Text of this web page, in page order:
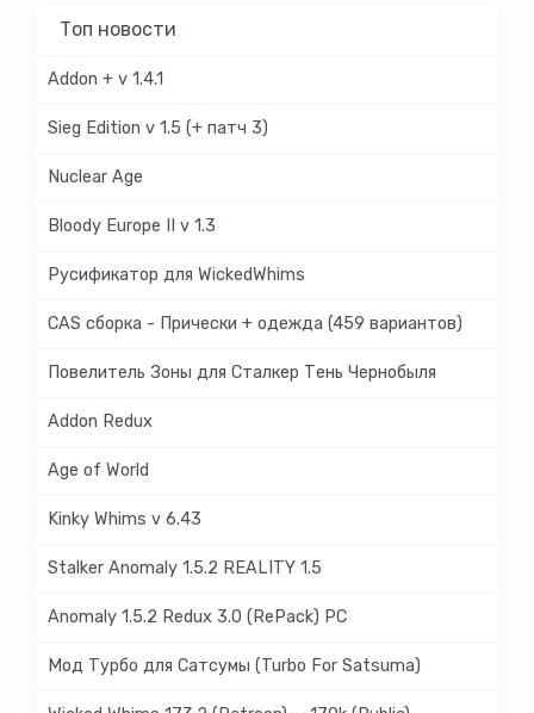
Топ новости
Addon + v 1.4.1
Sieg Edition v 1.5 (+ патч 3)
Nuclear Age
Bloody Europe II v 1.3
Русификатор для WickedWhims
CAS сборка - Прически + одежда (459 вариантов)
Повелитель Зоны для Сталкер Тень Чернобыля
Addon Redux
Age of World
Kinky Whims v 6.43
Stalker Anomaly 1.5.2 REALITY 1.5
Anomaly 1.5.2 Redux 3.0 (RePack) PC
Мод Турбо для Сатсумы (Turbo For Satsuma)